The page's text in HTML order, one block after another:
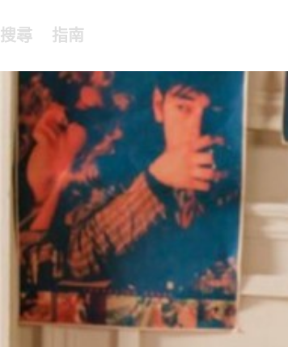
搜尋 指南